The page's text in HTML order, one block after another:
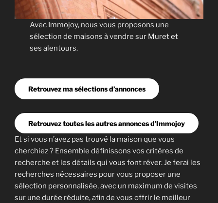
Avec Immojoy, nous vous proposons une
sélection de maisons à vendre sur Muret et
ses alentours.
Retrouvez ma sélections d’annonces
Retrouvez toutes les autres annonces d’Immojoy
Et si vous n’avez pas trouvé la maison que vous
cherchiez ? Ensemble définissons vos critères de
recherche et les détails qui vous font rêver. Je ferai les
recherches nécessaires pour vous proposer une
sélection personnalisée, avec un maximum de visites
sur une durée réduite, afin de vous offrir le meilleur